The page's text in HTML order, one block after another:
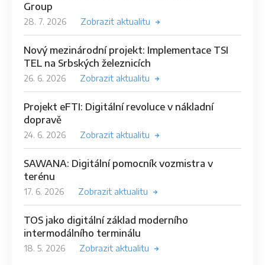
Group
28. 7. 2026 Zobrazit aktualitu
Nový mezinárodní projekt: Implementace TSI
TEL na Srbských železnicích
26. 6. 2026 Zobrazit aktualitu
Projekt eFTI: Digitální revoluce v nákladní
dopravě
24. 6. 2026 Zobrazit aktualitu
SAWANA: Digitální pomocník vozmistra v
terénu
17. 6. 2026 Zobrazit aktualitu
TOS jako digitální základ moderního
intermodálního terminálu
18. 5. 2026 Zobrazit aktualitu